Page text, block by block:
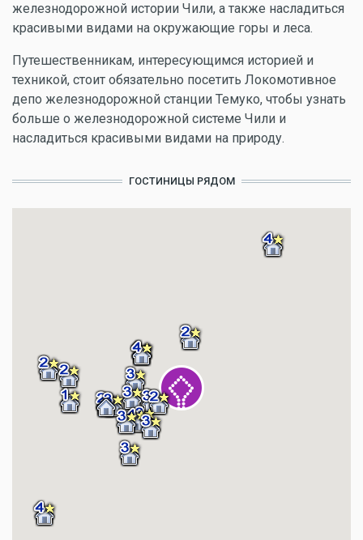
железнодорожной истории Чили, а также насладиться
красивыми видами на окружающие горы и леса.
Путешественникам, интересующимся историей и
техникой, стоит обязательно посетить Локомотивное
депо железнодорожной станции Темуко, чтобы узнать
больше о железнодорожной системе Чили и
насладиться красивыми видами на природу.
ГОСТИНИЦЫ РЯДОМ